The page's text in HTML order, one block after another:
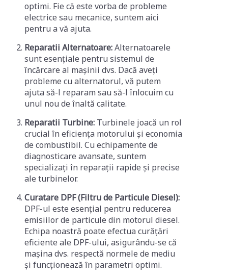
optimi. Fie că este vorba de probleme
electrice sau mecanice, suntem aici
pentru a vă ajuta.
Reparatii Alternatoare:Alternatoarele
sunt esențiale pentru sistemul de
încărcare al mașinii dvs. Dacă aveți
probleme cu alternatorul, vă putem
ajuta să-l reparam sau să-l înlocuim cu
unul nou de înaltă calitate.
Reparatii Turbine: Turbinele joacă un rol
crucial în eficiența motorului și economia
de combustibil. Cu echipamente de
diagnosticare avansate, suntem
specializați în reparații rapide și precise
ale turbinelor.
Curatare DPF (Filtru de Particule Diesel):
DPF-ul este esențial pentru reducerea
emisiilor de particule din motorul diesel.
Echipa noastră poate efectua curățări
eficiente ale DPF-ului, asigurându-se că
mașina dvs. respectă normele de mediu
și funcționează în parametri optimi.